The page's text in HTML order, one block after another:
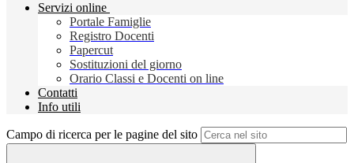
Servizi online
Portale Famiglie
Registro Docenti
Papercut
Sostituzioni del giorno
Orario Classi e Docenti on line
Contatti
Info utili
Campo di ricerca per le pagine del sito